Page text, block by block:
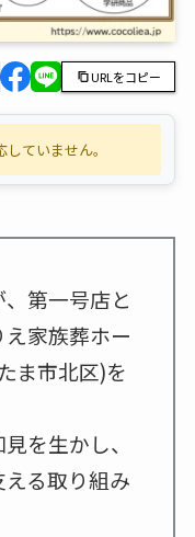
URLをコピー
ていません。
第一号店と
家族葬ホー
ま市北区)を
を生かし、
る取り組み